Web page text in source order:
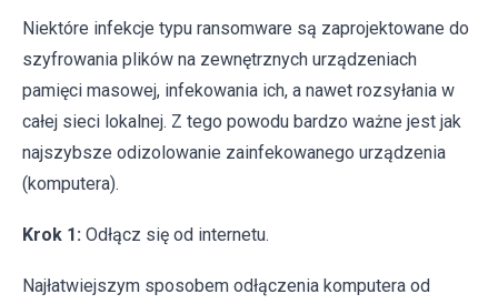
Niektóre infekcje typu ransomware są zaprojektowane do
szyfrowania plików na zewnętrznych urządzeniach
pamięci masowej, infekowania ich, a nawet rozsyłania w
całej sieci lokalnej. Z tego powodu bardzo ważne jest jak
najszybsze odizolowanie zainfekowanego urządzenia
(komputera).
Krok 1: Odłącz się od internetu.
Najłatwiejszym sposobem odłączenia komputera od